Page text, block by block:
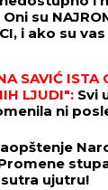
su
i ako su
SAVIĆ ISTA
LJUDI": Svi
ni
ujutru!